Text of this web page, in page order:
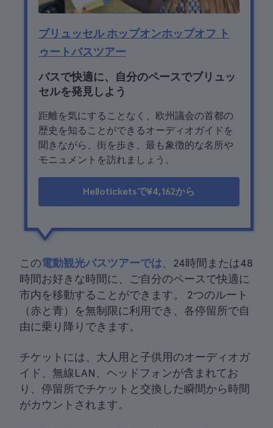
ブリュッセル ホップオンホップオフ ト
ゥートバスツアー
バスで快適に、自分のペースでブリュッ
セルを発見しよう
距離を気にすることなく、欧州議会の首都の
歴史を知ることができるオーディオガイドを
聞きながら、街を歩き、最も象徴的な名所や
モニュメントを訪れましょう。
Helloticketsで¥4,162から
この電動観光バスツアーでは 、24時間または48
時間お好きな時間に、ご自分のペースで快適に
市内を移動することができます。 2つのルート
（赤と青）を無制限に利用でき、各停留所で自
由に乗り降りできます。
チケットには、大人用と子供用のオーディオガ
イド、無線LAN、ヘッドフォンが含まれてお
り、停留所でチケットと交換した瞬間から時間
がカウントされます。